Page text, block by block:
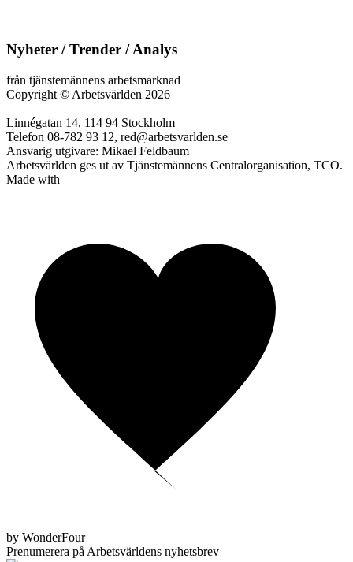
Nyheter / Trender / Analys
från tjänstemännens arbetsmarknad
Copyright © Arbetsvärlden 2026
Linnégatan 14, 114 94 Stockholm
Telefon 08-782 93 12, red@arbetsvarlden.se
Ansvarig utgivare: Mikael Feldbaum
Arbetsvärlden ges ut av Tjänstemännens Centralorganisation, TCO.
Made with
by WonderFour
Prenumerera på Arbetsvärldens nyhetsbrev